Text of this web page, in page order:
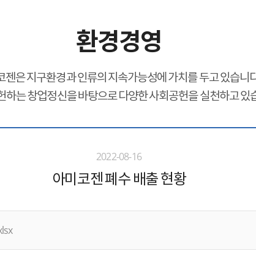
환경경영
젠은 지구환경과 인류의 지속가능성에 가치를 두고 있습니
하는 창업정신을 바탕으로 다양한 사회공헌을 실천하고 있
2022-08-16
아미코젠 폐수 배출 현황